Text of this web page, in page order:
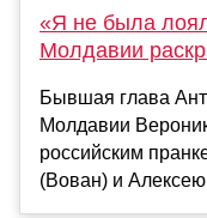
«Я не была
Молдавии
Бывшая глава
Молдавии
российским
(Вован) и